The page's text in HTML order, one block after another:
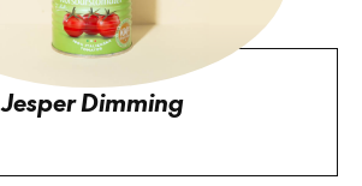
Jesper Dimming